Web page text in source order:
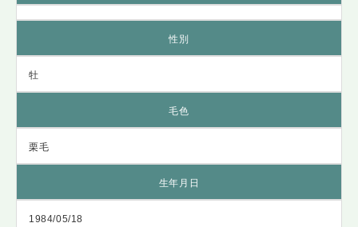
性別
牡
毛色
栗毛
生年月日
1984/05/18